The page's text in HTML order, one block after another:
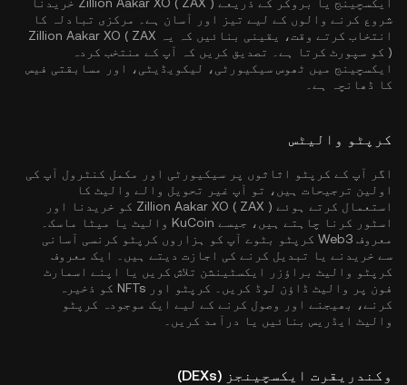
شروع کرنے والوں کے لیے تیز اور آسان ہے۔ مرکزی تبادلہ کا
انتخاب کرتے وقت، یقینی بنائیں کہ یہ Zillion Aakar XO ( ZAX
) کو سپورٹ کرتا ہے۔ تصدیق کریں کہ آپ کے منتخب کردہ
ایکسچینج میں ٹھوس سیکیورٹی، لیکویڈیٹی، اور مسابقتی فیس
کا ڈھانچہ ہے۔
کرپٹو والیٹس
اگر آپ کے کرپٹو اثاثوں پر سیکیورٹی اور مکمل کنٹرول آپ کی
اولین ترجیحات ہیں، تو آپ غیر تحویل والے والیٹ کا
استعمال کرتے ہوئے Zillion Aakar XO ( ZAX ) کو خریدنا اور
اسٹور کرنا چاہتے ہیں، جیسے KuCoin والیٹ
یا میٹا ماسک۔
معروف Web3 کرپٹو بٹوے آپ کو ہزاروں کرپٹو کرنسی آسانی
سے خریدنے یا تبدیل کرنے کی اجازت دیتے ہیں۔ ایک معروف
کرپٹو والیٹ براؤزر ایکسٹینشن تلاش کریں یا اپنے اسمارٹ
فون پر والیٹ ڈاؤن لوڈ کریں۔ کرپٹو اور NFTs کو ذخیرہ
کرنے، بھیجنے اور وصول کرنے کے لیے ایک موجودہ کرپٹو
والیٹ ایڈریس بنائیں یا درآمد کریں۔
وکندریقرت ایکسچینجز (DEXs)